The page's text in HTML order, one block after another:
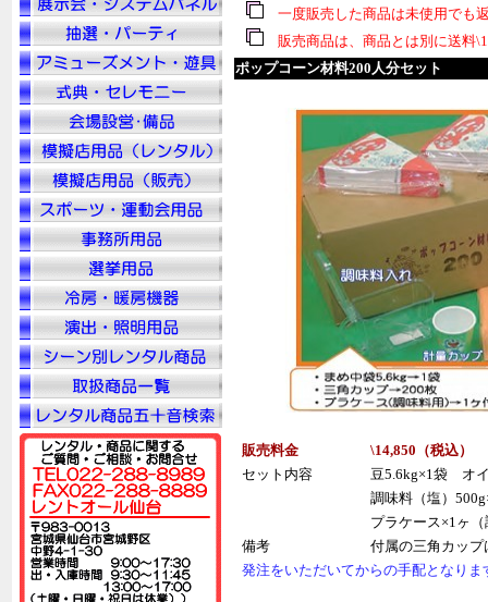
一度販売した商品は未使用でも
販売商品は、商品とは別に送料
ポップコーン材料200人分セット
販売料金 \14,850（税込）
セット内容
豆5.6kg×1袋 オ
調味料（塩）
プラケース×1ヶ
備考
付属の三角カッ
発注をいただいてからの手配となり